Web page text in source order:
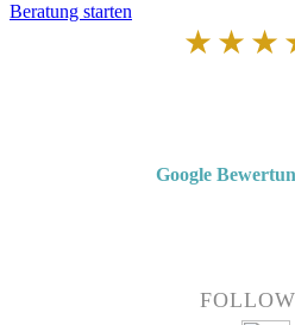
Beratung starten
Google